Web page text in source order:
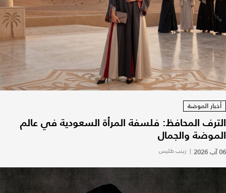
أخبار الموضة
الترف المحافظ: فلسفة المرأة السعودية في عالم
الموضة والجمال
06 آب 2026 | زينب طليس